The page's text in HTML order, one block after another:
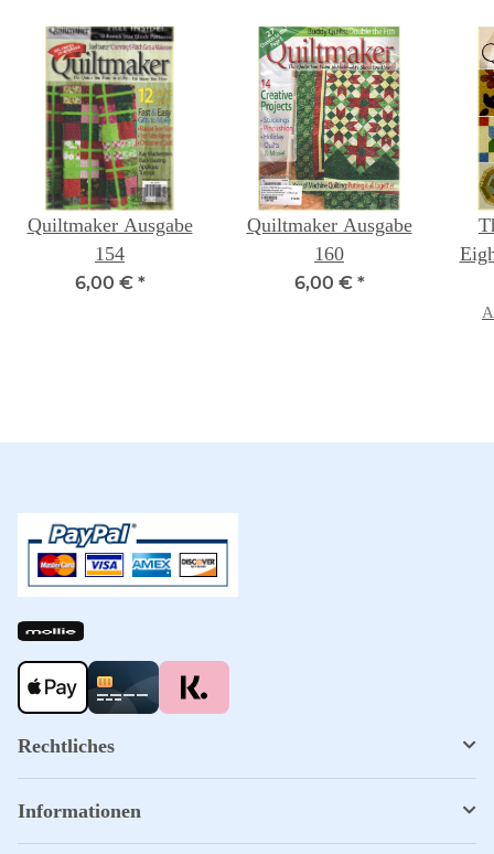
Quiltmaker Ausgabe
154
6,00 € *
Quiltmaker Ausgabe
160
6,00 € *
Rechtliches
Informationen